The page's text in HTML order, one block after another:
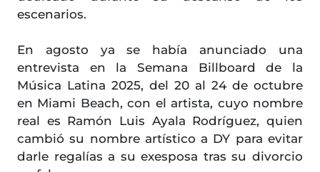
escenarios.
En agosto ya se había anunciado una
entrevista en la Semana Billboard de la
Música Latina 2025, del 20 al 24 de octubre
en Miami Beach, con el artista, cuyo nombre
real es Ramón Luis Ayala Rodríguez, quien
cambió su nombre artístico a DY para evitar
darle regalías a su exesposa tras su divorcio